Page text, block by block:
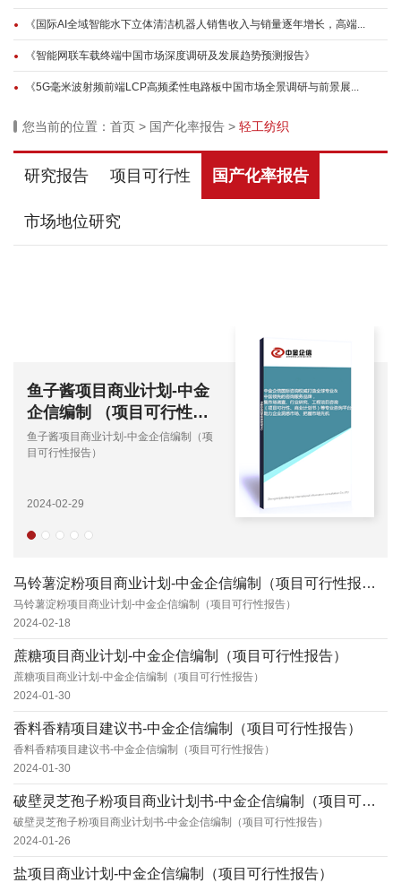
《国际AI全域智能水下立体清洁机器人销售收入与销量逐年增长，高端...
《智能网联车载终端中国市场深度调研及发展趋势预测报告》
《5G毫米波射频前端LCP高频柔性电路板中国市场全景调研与前景展...
您当前的位置： 首页 > 国产化率报告 > 轻工纺织
研究报告 项目可行性 国产化率报告
市场地位研究
鱼子酱项目商业计划-中金
企信编制 （项目可行性报
告）
鱼子酱项目商业计划-中金企信编制（项
目可行性报告）
2024-02-29
马铃薯淀粉项目商业计划-中金企信编制（项目可行性报告）
马铃薯淀粉项目商业计划-中金企信编制（项目可行性报告）
2024-02-18
蔗糖项目商业计划-中金企信编制（项目可行性报告）
蔗糖项目商业计划-中金企信编制（项目可行性报告）
2024-01-30
香料香精项目建议书-中金企信编制（项目可行性报告）
香料香精项目建议书-中金企信编制（项目可行性报告）
2024-01-30
破壁灵芝孢子粉项目商业计划书-中金企信编制（项目可行性报告）
破壁灵芝孢子粉项目商业计划书-中金企信编制（项目可行性报告）
2024-01-26
盐项目商业计划-中金企信编制（项目可行性报告）